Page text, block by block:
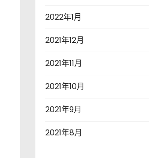
2022年1月
2021年12月
2021年11月
2021年10月
2021年9月
2021年8月